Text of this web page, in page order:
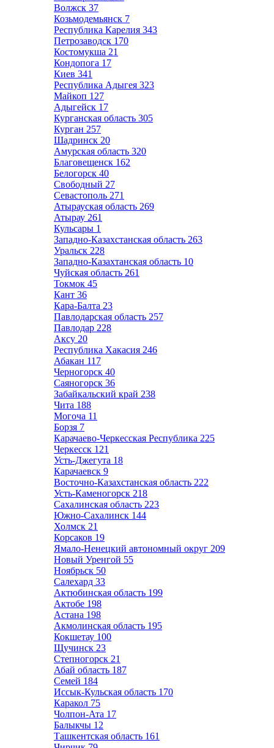
Волжск 37
Козьмодемьянск 7
Республика Карелия 343
Петрозаводск 170
Костомукша 21
Кондопога 17
Киев 341
Республика Адыгея 323
Майкоп 127
Адыгейск 17
Курганская область 305
Курган 257
Шадринск 20
Амурская область 320
Благовещенск 162
Белогорск 40
Свободный 27
Севастополь 271
Атырауская область 269
Атырау 261
Кульсары 1
Западно-Казахстанская область 263
Уральск 228
Западно-Казахтанская область 10
Чуйская область 261
Токмок 45
Кант 36
Кара-Балта 23
Павлодарская область 257
Павлодар 228
Аксу 20
Республика Хакасия 246
Абакан 117
Черногорск 40
Саяногорск 36
Забайкальский край 238
Чита 188
Могоча 11
Борзя 7
Карачаево-Черкесская Республика 225
Черкесск 121
Усть-Джегута 18
Карачаевск 9
Восточно-Казахстанская область 222
Усть-Каменогорск 218
Сахалинская область 223
Южно-Сахалинск 144
Холмск 21
Корсаков 19
Ямало-Ненецкий автономный округ 209
Новый Уренгой 55
Ноябрьск 50
Салехард 33
Актюбинская область 199
Актобе 198
Астана 198
Акмолинская область 195
Кокшетау 100
Щучинск 23
Степногорск 21
Абай область 187
Семей 184
Иссык-Кульская область 170
Каракол 75
Чолпон-Ата 17
Балыкчы 12
Ташкентская область 161